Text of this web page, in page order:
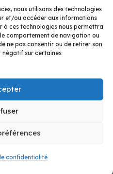
nous utilisons des technologies
et/ou accéder aux informations
à ces technologies nous permettra
comportement de navigation ou
ne pas consentir ou de retirer son
négatif sur certaines
confidentialité
Marie Soucelier